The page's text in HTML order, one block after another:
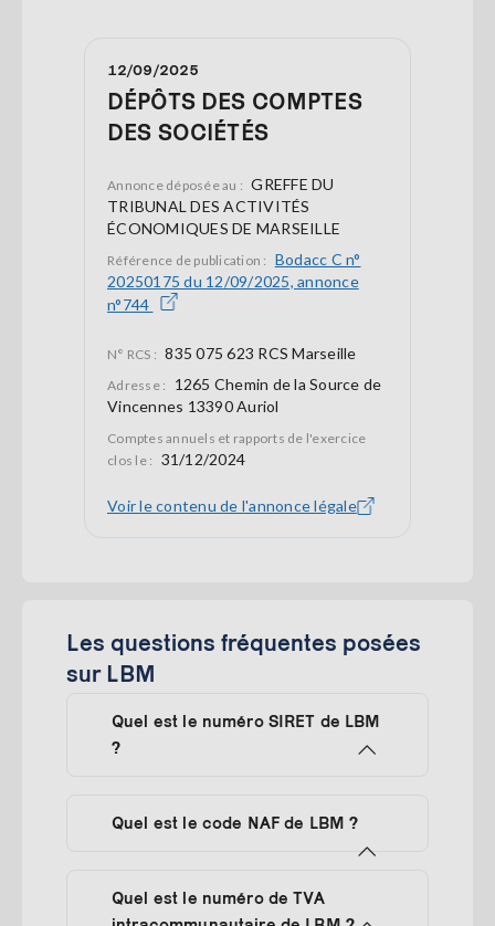
12/09/2025
DÉPÔTS DES COMPTES
DES SOCIÉTÉS
Annonce déposée au : GREFFE DU
TRIBUNAL DES ACTIVITÉS
ÉCONOMIQUES DE MARSEILLE
Référence de publication : Bodacc C n°
20250175 du 12/09/2025, annonce
n°744
N° RCS : 835 075 623 RCS Marseille
Adresse :
1265 Chemin de la Source de
Vincennes 13390 Auriol
Comptes annuels et rapports de l'exercice
clos le : 31/12/2024
Voir le contenu de l'annonce légale
Les questions fréquentes posées
sur LBM
Quel est le numéro SIRET de LBM
?
Quel est le code NAF de LBM ?
Quel est le numéro de TVA